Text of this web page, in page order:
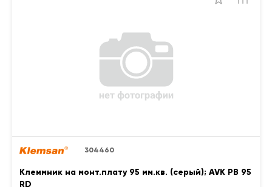
304460
Клеммник на монт.плату 95 мм.кв. (серый); AVK PB 95
RD